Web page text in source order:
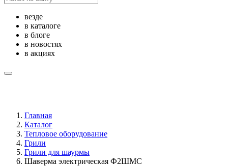
везде
в каталоге
в блоге
в новостях
в акциях
Главная
Каталог
Тепловое оборудование
Грили
Грили для шаурмы
Шаверма электрическая Ф2ШМС